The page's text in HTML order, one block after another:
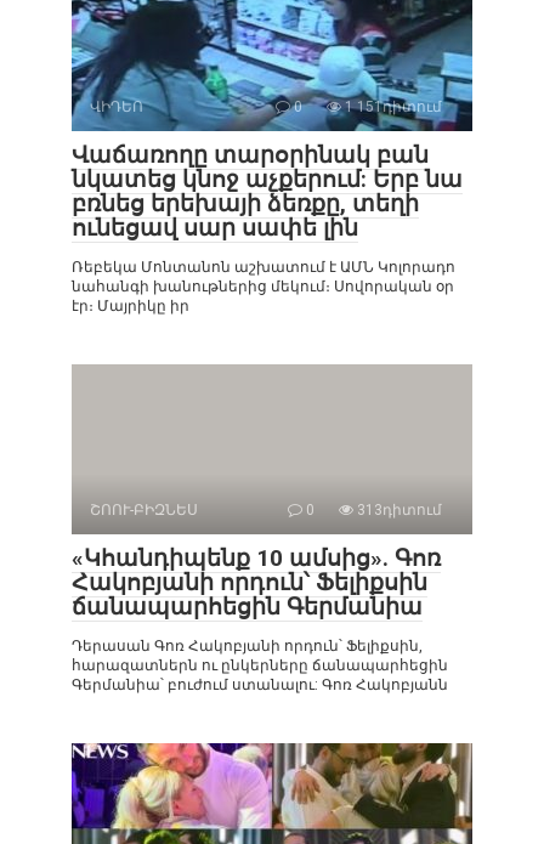
ՎԻԴԵՈ 0 1 151դիտում
Վաճառողը տարօրինակ բան
նկատեց կնոջ աչքերում: Երբ նա
բռնեց երեխայի ձեռքը, տեղի
ունեցավ սար սափե լին
Ռեբեկա Մոնտանոն աշխատում է ԱՄՆ Կոլորադո
նահանգի խանութներից մեկում։ Սովորական օր
էր։ Մայրիկը իր
ՇՈՈՒ-ԲԻԶՆԵՍ 0 313դիտում
«Կհանդիպենք 10 ամսից». Գոռ
Հակոբյանի որդուն՝ Ֆելիքսին
ճանապարհեցին Գերմանիա
Դերասան Գոռ Հակոբյանի որդուն՝ Ֆելիքսին,
հարազատներն ու ընկերները ճանապարհեցին
Գերմանիա՝ բուժում ստանալու: Գոռ Հակոբյանն